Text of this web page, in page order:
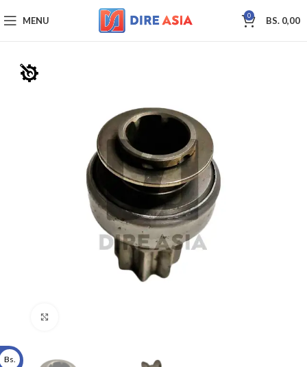
MENU 0 BS. 0,00
Bs.